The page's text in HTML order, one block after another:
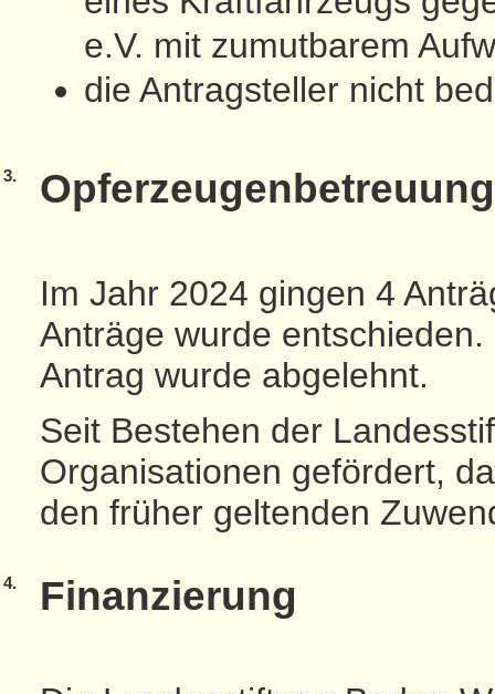
e.V. mit zumutbarem
die Antragsteller nicht
3.
Im Jahr 2024 gingen 4
Anträge wurde
Antrag wurde abgelehnt.
Seit Bestehen der
Organisationen gefördert,
den früher geltenden
4. Finanzierung